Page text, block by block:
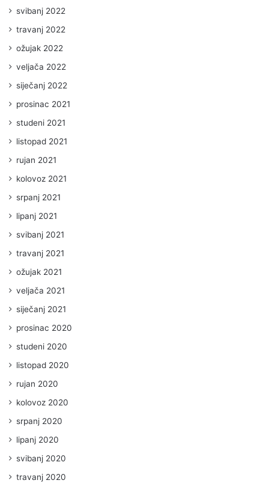
svibanj 2022
travanj 2022
ožujak 2022
veljača 2022
siječanj 2022
prosinac 2021
studeni 2021
listopad 2021
rujan 2021
kolovoz 2021
srpanj 2021
lipanj 2021
svibanj 2021
travanj 2021
ožujak 2021
veljača 2021
siječanj 2021
prosinac 2020
studeni 2020
listopad 2020
rujan 2020
kolovoz 2020
srpanj 2020
lipanj 2020
svibanj 2020
travanj 2020